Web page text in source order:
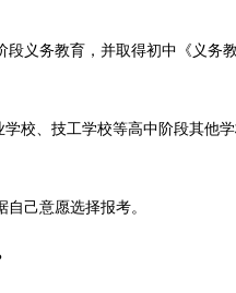
义务教育，并取得初中《义务
、技工学校等高中阶段其他学
己意愿选择报考。